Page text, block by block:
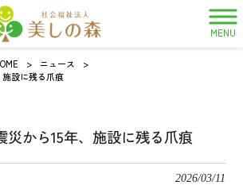
MENU
> ニュース
>
施設に残る爪痕
災から15年、施設に残る爪痕
2026/03/11